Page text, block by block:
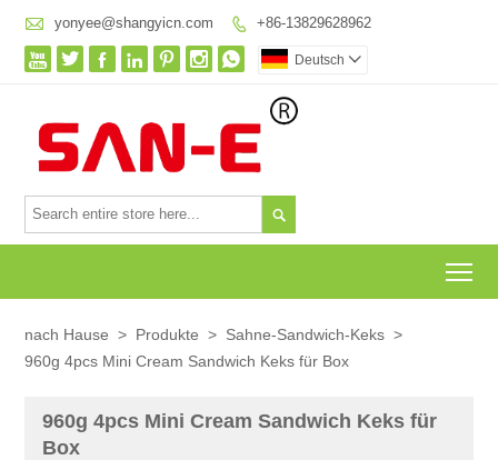
 yonyee@shangyicn.com  +86-13829628962
       Deutsch 

nach Hause > Produkte > Sahne-Sandwich-Keks >
960g 4pcs Mini Cream Sandwich Keks für Box
960g 4pcs Mini Cream Sandwich Keks für
Box